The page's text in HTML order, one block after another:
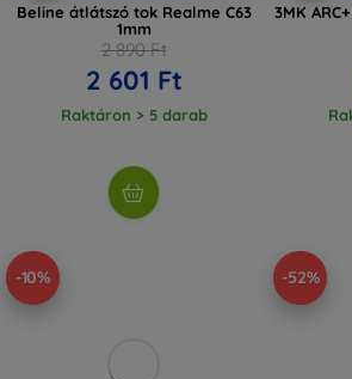
Beline átlátszó tok Realme C63
1mm
2 890 Ft
2 601 Ft
Raktáron > 5 darab
3MK
-10% -52%